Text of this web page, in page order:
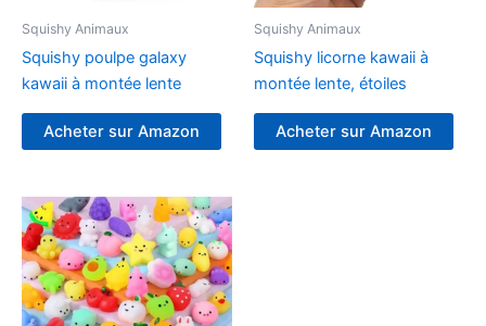
Squishy Animaux
Squishy poulpe galaxy
kawaii à montée lente
Acheter sur Amazon
Squishy Animaux
Squishy licorne kawaii à
montée lente, étoiles
Acheter sur Amazon